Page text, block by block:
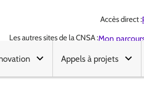
Accès direct :
Les autres sites de la CNSA :Mon
Appels à projets